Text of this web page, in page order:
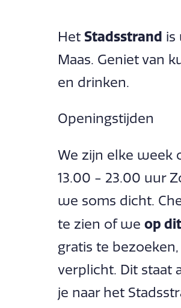
Het Stadsstrand is
Maas. Geniet van
en drinken.
Openingstijden
We zijn elke week
13.00 - 23.00 uur
we soms dicht.
te zien of we op
gratis te
verplicht. Dit staat
je naar het